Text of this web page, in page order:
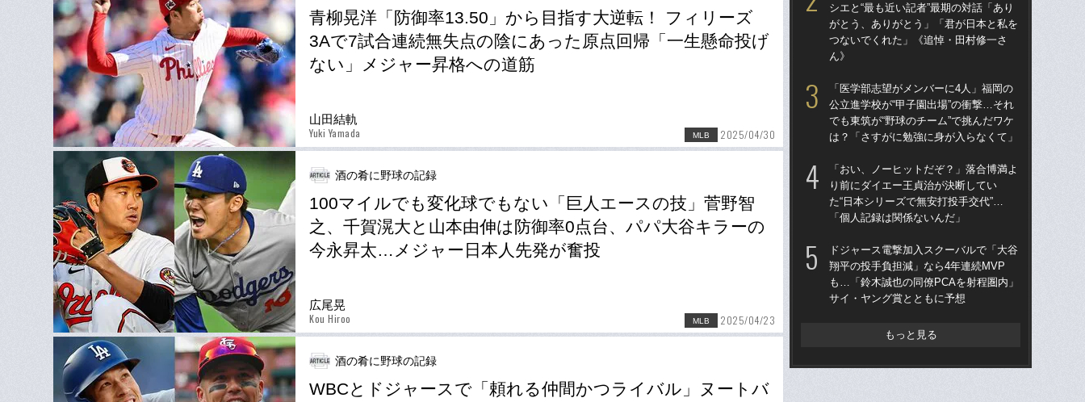
青柳晃洋「防御率13.50」から目指す大逆転！ フィリーズ
3Aで7試合連続無失点の陰にあった原点回帰「一生懸命投げ
ない」メジャー昇格への道筋
山田結軌
Yuki Yamada MLB 2025/04/30
酒の肴に野球の記録
100マイルでも変化球でもない「巨人エースの技」菅野智
之、千賀滉大と山本由伸は防御率0点台、パパ大谷キラーの
今永昇太…メジャー日本人先発が奮投
広尾晃
Kou Hiroo MLB 2025/04/23
酒の肴に野球の記録
WBCとドジャースで「頼れる仲間かつライバル」ヌートバ
シエと“最も近い記者”最期の対話「あり
がとう、ありがとう」「君が日本と私を
つないでくれた」《追悼・田村修一さ
ん》
「医学部志望がメンバーに4人」福岡の
公立進学校が“甲子園出場”の衝撃…それ
でも東筑が“野球のチーム”で挑んだワケ
は？「さすがに勉強に身が入らなくて」
「おい、ノーヒットだぞ？」落合博満よ
り前にダイエー王貞治が決断してい
た“日本シリーズで無安打投手交代”…
「個人記録は関係ないんだ」
ドジャース電撃加入スクーバルで「大谷
翔平の投手負担減」なら4年連続MVP
も…「鈴木誠也の同僚PCAを射程圏内」
サイ・ヤング賞とともに予想
もっと見る